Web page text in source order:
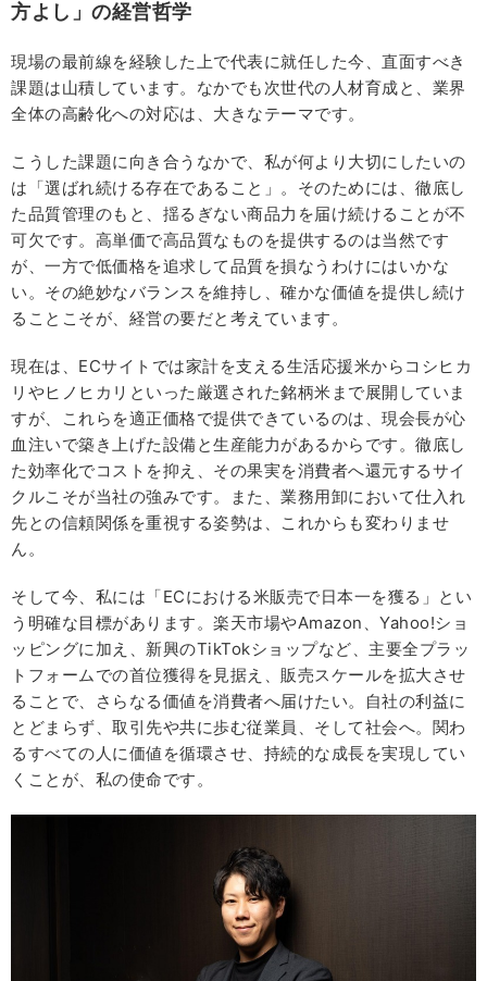
方よし」の経営哲学
現場の最前線を経験した上で代表に就任した今、直面すべき
課題は山積しています。なかでも次世代の人材育成と、業界
全体の高齢化への対応は、大きなテーマです。
こうした課題に向き合うなかで、私が何より大切にしたいの
は「選ばれ続ける存在であること」。そのためには、徹底し
た品質管理のもと、揺るぎない商品力を届け続けることが不
可欠です。高単価で高品質なものを提供するのは当然です
が、一方で低価格を追求して品質を損なうわけにはいかな
い。その絶妙なバランスを維持し、確かな価値を提供し続け
ることこそが、経営の要だと考えています。
現在は、ECサイトでは家計を支える生活応援米からコシヒカ
リやヒノヒカリといった厳選された銘柄米まで展開していま
すが、これらを適正価格で提供できているのは、現会長が心
血注いで築き上げた設備と生産能力があるからです。徹底し
た効率化でコストを抑え、その果実を消費者へ還元するサイ
クルこそが当社の強みです。また、業務用卸において仕入れ
先との信頼関係を重視する姿勢は、これからも変わりませ
ん。
そして今、私には「ECにおける米販売で日本一を獲る」とい
う明確な目標があります。楽天市場やAmazon、Yahoo!ショ
ッピングに加え、新興のTikTokショップなど、主要全プラッ
トフォームでの首位獲得を見据え、販売スケールを拡大させ
ることで、さらなる価値を消費者へ届けたい。自社の利益に
とどまらず、取引先や共に歩む従業員、そして社会へ。関わ
るすべての人に価値を循環させ、持続的な成長を実現してい
くことが、私の使命です。